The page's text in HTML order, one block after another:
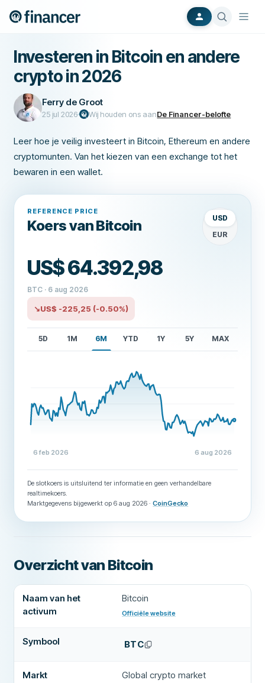
Investeren in Bitcoin en andere
crypto in 2026
Ferry de Groot
25 jul 2026 Wij houden ons aanDe Financer-belofte
Leer hoe je veilig investeert in Bitcoin, Ethereum en andere
cryptomunten. Van het kiezen van een exchange tot het
bewaren in een wallet.
REFERENCE PRICE
Koers van Bitcoin
USD
EUR
US$ 64.392,98
BTC · 6 aug 2026
↘US$ -225,25 (-0.50%)
5D 1M 6M YTD 1Y 5Y MAX
6 feb 2026 6 aug 2026
De slotkoers is uitsluitend ter informatie en geen verhandelbare
realtimekoers.
Marktgegevens bijgewerkt op 6 aug 2026 ·CoinGecko
Overzicht van Bitcoin
Belangrijke gegevens over Bitcoin
Naam van het
activum
Bitcoin
Officiële website
(opent in een nieuw tabblad
Symbool BTC
Markt Global crypto market